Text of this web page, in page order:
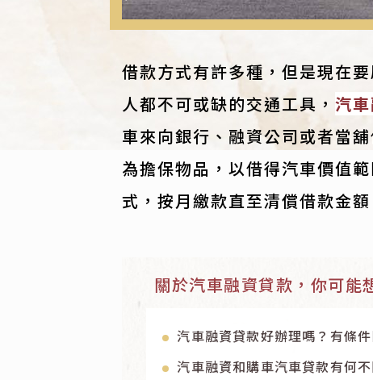
借款方式有許多種，但是現在要
人都不可或缺的交通工具，汽
車來向銀行、融資公司或者當
為擔保物品，以借得汽車價值
式，按月繳款直至清償借款金額
關於汽車融資貸款，你可能
汽車融資貸款好辦理嗎？有條件
汽車融資和購車汽車貸款有何不